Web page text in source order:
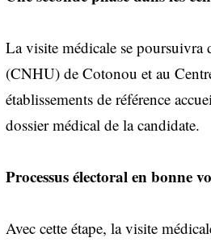
La visite médicale se
(CNHU) de Cotonou et au
établissements de référence
dossier médical de la candidate.
Processus électoral en bonne
Avec cette étape, la visite